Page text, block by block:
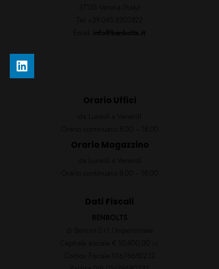
37135 Verona (Italy)
info@benbolts.it
Orario Uffici
da Lunedì a Venerdì
Orario Magazzino
da Lunedì a Venerdì
Dati Fiscali
BENBOLTS